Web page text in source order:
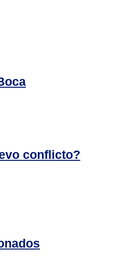
conflicto?